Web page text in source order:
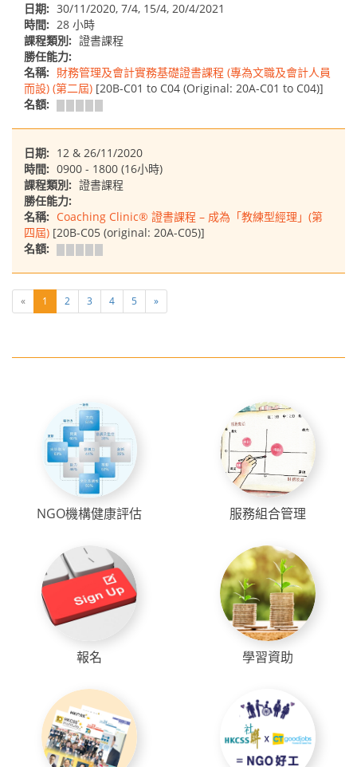
日期: 30/11/2020, 7/4, 15/4, 20/4/2021
時間: 28 小時
課程類別: 證書課程
勝任能力:
名稱: 財務管理及會計實務基礎證書課程 (專為文職及會計人員
而設) (第二屆) [20B-C01 to C04 (Original: 20A-C01 to C04)]
名額:
日期: 12 & 26/11/2020
時間: 0900 - 1800 (16小時)
課程類別: 證書課程
勝任能力:
名稱: Coaching Clinic® 證書課程 – 成為「教練型經理」(第
四屆) [20B-C05 (original: 20A-C05)]
名額:
« 1 2 3 4 5 »
NGO機構健康評估 服務組合管理
報名 學習資助